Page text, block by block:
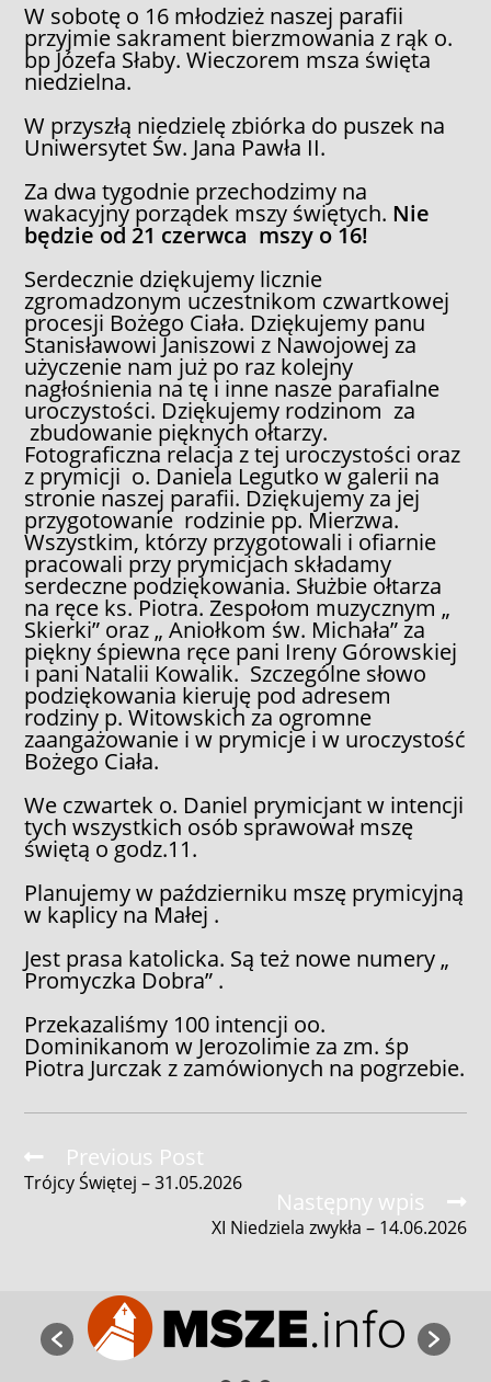
W sobotę o 16 młodzież naszej parafii
przyjmie sakrament bierzmowania z rąk o.
bp Józefa Słaby. Wieczorem msza święta
niedzielna.
W przyszłą niedzielę zbiórka do puszek na
Uniwersytet Św. Jana Pawła II.
Za dwa tygodnie przechodzimy na
wakacyjny porządek mszy świętych. Nie
będzie od 21 czerwca mszy o 16!
Serdecznie dziękujemy licznie
zgromadzonym uczestnikom czwartkowej
procesji Bożego Ciała. Dziękujemy panu
Stanisławowi Janiszowi z Nawojowej za
użyczenie nam już po raz kolejny
nagłośnienia na tę i inne nasze parafialne
uroczystości. Dziękujemy rodzinom za
zbudowanie pięknych ołtarzy.
Fotograficzna relacja z tej uroczystości oraz
z prymicji o. Daniela Legutko w galerii na
stronie naszej parafii. Dziękujemy za jej
przygotowanie rodzinie pp. Mierzwa.
Wszystkim, którzy przygotowali i ofiarnie
pracowali przy prymicjach składamy
serdeczne podziękowania. Służbie ołtarza
na ręce ks. Piotra. Zespołom muzycznym „
Skierki” oraz „ Aniołkom św. Michała” za
piękny śpiewna ręce pani Ireny Górowskiej
i pani Natalii Kowalik. Szczególne słowo
podziękowania kieruję pod adresem
rodziny p. Witowskich za ogromne
zaangażowanie i w prymicje i w uroczystość
Bożego Ciała.
We czwartek o. Daniel prymicjant w intencji
tych wszystkich osób sprawował mszę
świętą o godz.11.
Planujemy w październiku mszę prymicyjną
w kaplicy na Małej .
Jest prasa katolicka. Są też nowe numery „
Promyczka Dobra” .
Przekazaliśmy 100 intencji oo.
Dominikanom w Jerozolimie za zm. śp
Piotra Jurczak z zamówionych na pogrzebie.
Read
more
articles
Previous Post
Trójcy Świętej – 31.05.2026
Następny wpis
XI Niedziela zwykła – 14.06.2026